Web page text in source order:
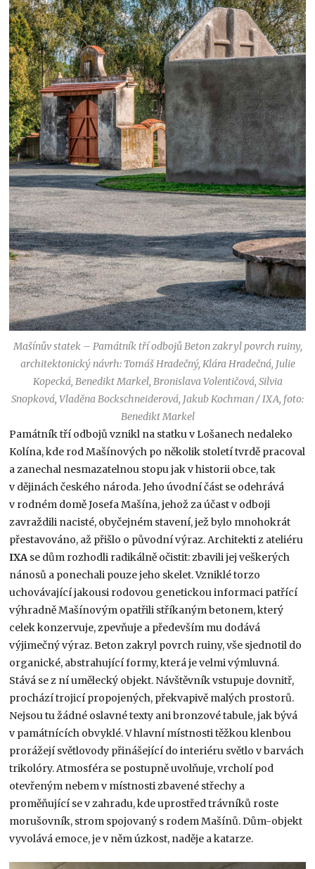
Mašínův statek – Památník tří odbojů Beton zakryl povrch ruiny,
architektonický návrh: Tomáš Hradečný, Klára Hradečná, Julie
Kopecká, Benedikt Markel, Bronislava Volentičová, Silvia
Snopková, Vladěna Bockschneiderová, Jakub Kochman / IXA, foto:
Benedikt Markel
Památník tří odbojů vznikl na statku v Lošanech nedaleko
Kolína, kde rod Mašínových po několik století tvrdě pracoval
a zanechal nesmazatelnou stopu jak v historii obce, tak
v dějinách českého národa. Jeho úvodní část se odehrává
v rodném domě Josefa Mašína, jehož za účast v odboji
zavraždili nacisté, obyčejném stavení, jež bylo mnohokrát
přestavováno, až přišlo o původní výraz. Architekti z ateliéru
IXA se dům rozhodli radikálně očistit: zbavili jej veškerých
nánosů a ponechali pouze jeho skelet. Vzniklé torzo
uchovávající jakousi rodovou genetickou informaci patřící
výhradně Mašínovým opatřili stříkaným betonem, který
celek konzervuje, zpevňuje a především mu dodává
výjimečný výraz. Beton zakryl povrch ruiny, vše sjednotil do
organické, abstrahující formy, která je velmi výmluvná.
Stává se z ní umělecký objekt. Návštěvník vstupuje dovnitř,
prochází trojicí propojených, překvapivě malých prostorů.
Nejsou tu žádné oslavné texty ani bronzové tabule, jak bývá
v památnících obvyklé. V hlavní místnosti těžkou klenbou
prorážejí světlovody přinášející do interiéru světlo v barvách
trikolóry. Atmosféra se postupně uvolňuje, vrcholí pod
otevřeným nebem v místnosti zbavené střechy a
proměňující se v zahradu, kde uprostřed trávníků roste
morušovník, strom spojovaný s rodem Mašínů. Dům-objekt
vyvolává emoce, je v něm úzkost, naděje a katarze.